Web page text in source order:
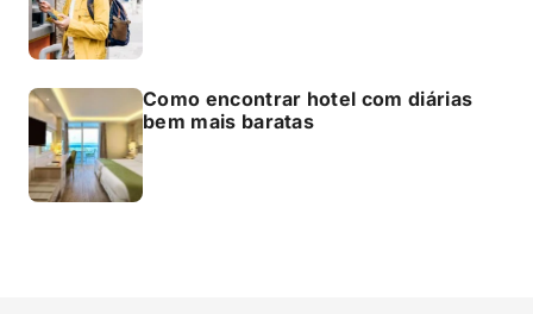
Como encontrar hotel com diárias
bem mais baratas